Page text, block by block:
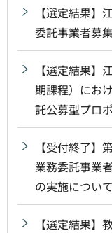
【選定結果】
委託事業者募
【選定結果】
期課程）にお
託公募型プロ
【受付終了】
業務委託事業
の実施について
【選定結果】